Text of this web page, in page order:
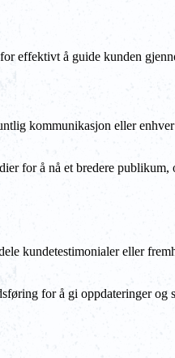
effektivt å guide kunden
kommunikasjon eller
for å nå et bredere publikum,
kundetestimonialer eller
for å gi oppdateringer og